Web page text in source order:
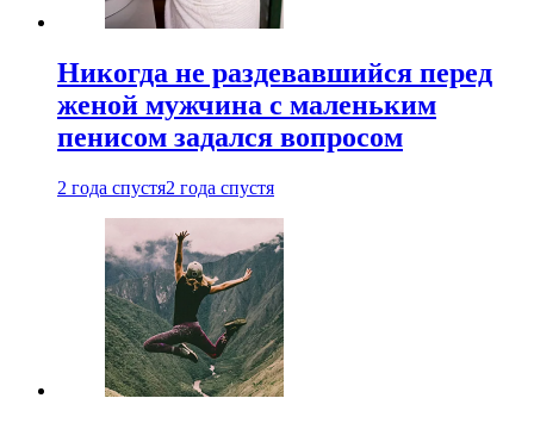
Никогда не раздевавшийся перед
женой мужчина с маленьким
пенисом задался вопросом
2 года спустя2 года спустя